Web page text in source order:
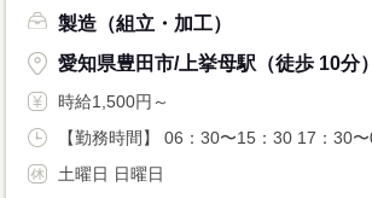
製造（組立・加工）
愛知県豊田市/上挙母駅（徒歩 10分）
時給1,500円～
【勤務時間】 06：30〜15：30 17：30〜
土曜日 日曜日